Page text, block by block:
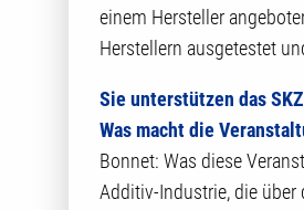
einem Hersteller
Herstellern ausgetestet
Sie unterstützen das
Was macht die
Bonnet: Was diese
Additiv-Industrie, die